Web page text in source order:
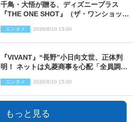
千鳥・大悟が贈る、ディズニープラス
『THE ONE SHOT』（ザ・ワンショッ
を投じる“真の笑い”を見る大会がついに
開幕
エンタメ 2026/8/10 15:00
『VIVANT』“長野”小日向文世、正体判
明！ ネットは丸菱商事を心配「全員調べ
エンタメ 2026/8/10 15:00
もっと見る